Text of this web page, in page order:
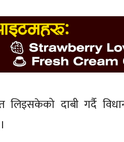
दाबी गर्दै